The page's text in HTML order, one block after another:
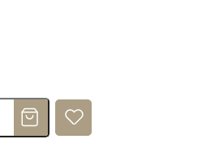
Tischplatte Schwarz Menge